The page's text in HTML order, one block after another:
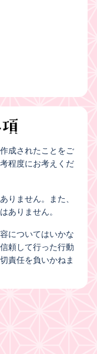
成されたことをご
程度にお考えくだ
りません。また、
ありません。
についてはいかな
頼して行った行動
責任を負いかねま